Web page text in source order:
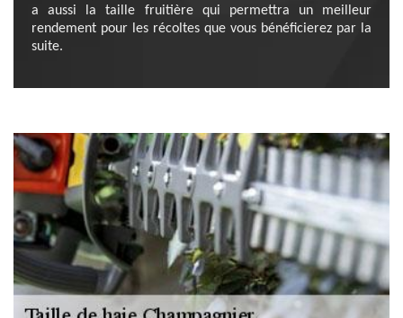
a aussi la taille fruitière qui permettra un meilleur
rendement pour les récoltes que vous bénéficierez par la
suite.